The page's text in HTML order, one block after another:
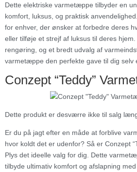
Dette elektriske varmetæppe tilbyder en
komfort, luksus, og praktisk
for enhver, der ønsker at forbedre deres
eller tilføje et strejf af luksus til deres
rengøring, og et bredt udvalg af
varmetæppe den perfekte gave til dig selv
Conzept “Teddy”
Dette produkt er desværre ikke til salg
Er du på jagt efter en måde at forblive
hvor koldt det er udenfor? Så er Conzept
Plys det ideelle valg for dig. Dette
tilbyde ultimativ komfort og afslapning